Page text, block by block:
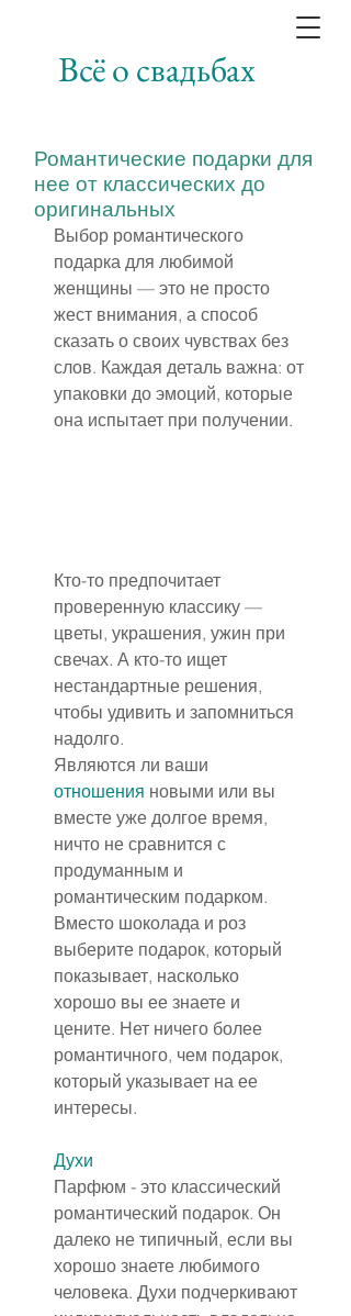
Всё о свадьбах
Романтические подарки для
нее от классических до
оригинальных
Выбор романтического
подарка для любимой
женщины — это не просто
жест внимания, а способ
сказать о своих чувствах без
слов. Каждая деталь важна: от
упаковки до эмоций, которые
она испытает при получении.
Кто-то предпочитает
проверенную классику —
цветы, украшения, ужин при
свечах. А кто-то ищет
нестандартные решения,
чтобы удивить и запомниться
надолго.
Являются ли ваши
отношения новыми или вы
вместе уже долгое время,
ничто не сравнится с
продуманным и
романтическим подарком.
Вместо шоколада и роз
выберите подарок, который
показывает, насколько
хорошо вы ее знаете и
цените. Нет ничего более
романтичного, чем подарок,
который указывает на ее
интересы.
Духи
Парфюм - это классический
романтический подарок. Он
далеко не типичный, если вы
хорошо знаете любимого
человека. Духи подчеркивают